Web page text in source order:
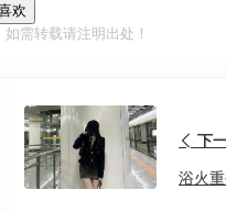
欢
需转载请注明出处！
下
浴火